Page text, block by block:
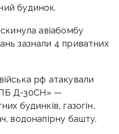
будинок.
авіабомбу
зазнали 4 приватних
війська рф атакували
Д-30СН» —
будинків, газогін,
водонапірну башту.